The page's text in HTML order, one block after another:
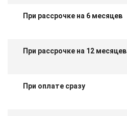
При рассрочке на 6 месяцев
При рассрочке на 12 месяцев
При оплате сразу